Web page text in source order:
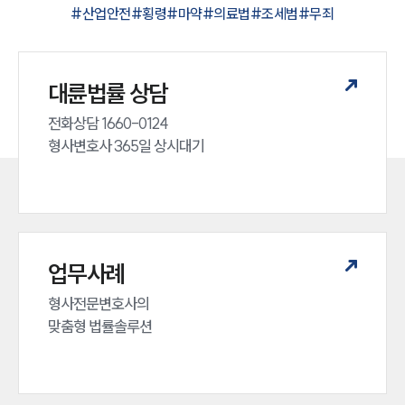
#산업안전#횡령#마약#의료법#조세범#무죄
대륜법률 상담
전화상담 1660-0124
형사변호사 365일 상시대기
업무사례
형사전문변호사의
맞춤형 법률솔루션